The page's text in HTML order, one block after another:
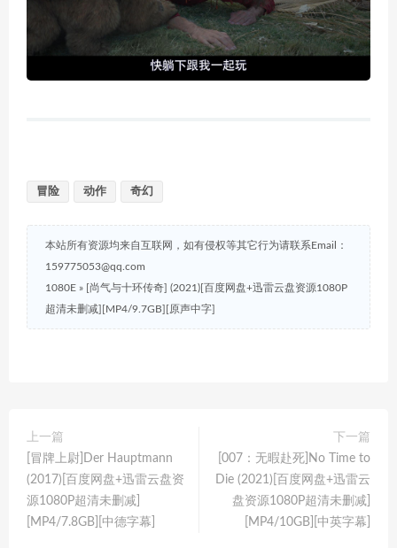
冒险 动作 奇幻
本站所有资源均来自互联网，如有侵权等其它行为请联系Email：
159775053@qq.com
1080E » [尚气与十环传奇] (2021)[百度网盘+迅雷云盘资源1080P
超清未删减][MP4/9.7GB][原声中字]
上一篇
[冒牌上尉]Der Hauptmann
(2017)[百度网盘+迅雷云盘资
源1080P超清未删减]
[MP4/7.8GB][中德字幕]
下一篇
[007：无暇赴死]No Time to
Die (2021)[百度网盘+迅雷云
盘资源1080P超清未删减]
[MP4/10GB][中英字幕]